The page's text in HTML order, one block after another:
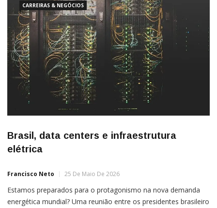
CARREIRAS & NEGÓCIOS
Brasil, data centers e infraestrutura
elétrica
Francisco Neto 25 De Maio De 2026
Estamos preparados para o protagonismo na nova demanda
energética mundial? Uma reunião entre os presidentes brasileiro